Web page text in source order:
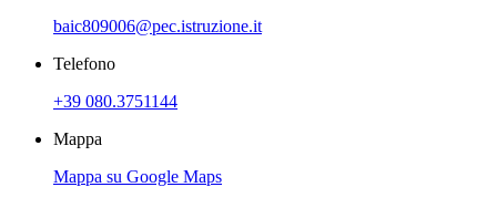
baic809006@pec.istruzione.it
Telefono
+39 080.3751144
Mappa
Mappa su Google Maps